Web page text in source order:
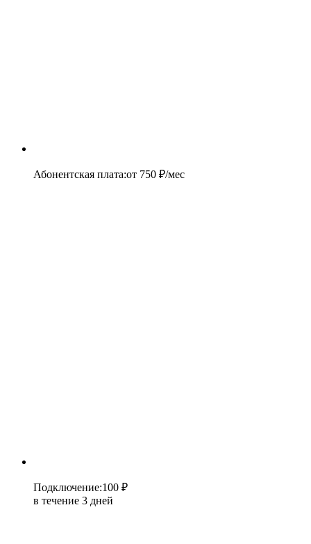
Абонентская плата:от 750 ₽/мес
Подключение:100 ₽
в течение 3 дней